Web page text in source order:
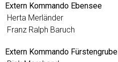
Extern Kommando Ebensee
Herta Merländer
Franz Ralph Baruch
Extern Kommando Fürstengrube